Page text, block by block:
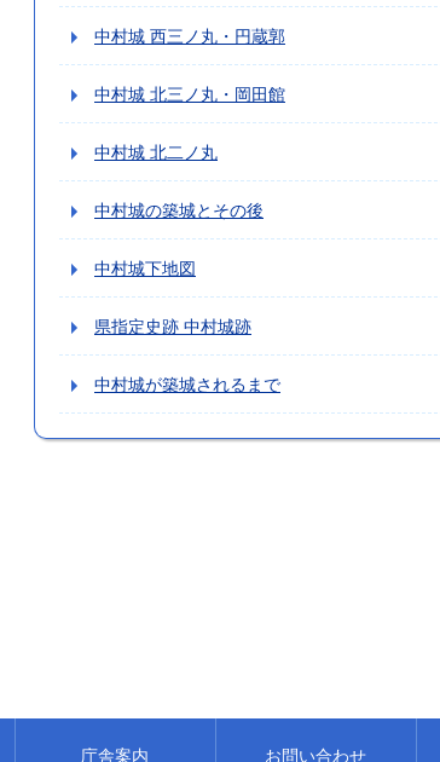
中村城 西三ノ丸・円蔵郭
中村城 北三ノ丸・岡田館
中村城 北二ノ丸
中村城の築城とその後
中村城下地図
県指定史跡 中村城跡
中村城が築城されるまで
庁舎案内 お問い合わせ